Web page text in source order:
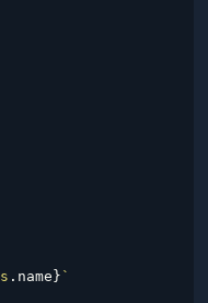
.name} `